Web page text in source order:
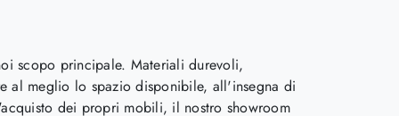
scopo principale. Materiali durevoli,
al meglio lo spazio disponibile, all'insegna di
dei propri mobili, il nostro showroom